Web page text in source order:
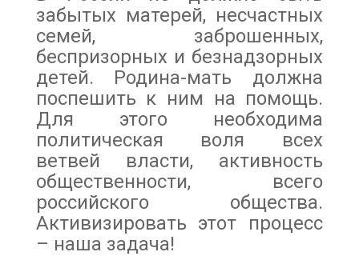
забытых матерей, несчастных
семей, заброшенных,
беспризорных и безнадзорных
детей. Родина-мать должна
поспешить к ним на помощь.
Для этого необходима
политическая воля всех
ветвей власти, активность
общественности, всего
российского общества.
Активизировать этот процесс
– наша задача!